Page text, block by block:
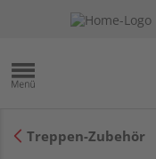
Treppen-Zubehör